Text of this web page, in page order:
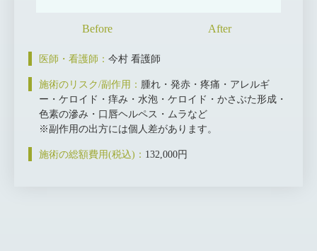
医師・看護師： 今村 看護師
施術のリスク/副作用： 腫れ・発赤・疼痛・アレルギ
ー・ケロイド・痒み・水泡・ケロイド・かさぶた形成・
色素の滲み・口唇ヘルペス・ムラなど
※副作用の出方には個人差があります。
施術の総額費用(税込)： 132,000円